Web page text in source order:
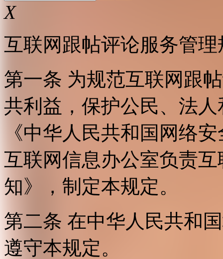
X
互联网跟帖评论服务管理
第一条 为规范互联网跟
共利益，保护公民、法
《中华人民共和国网络
互联网信息办公室负责
知》，制定本规定。
第二条 在中华人民共和
遵守本规定。